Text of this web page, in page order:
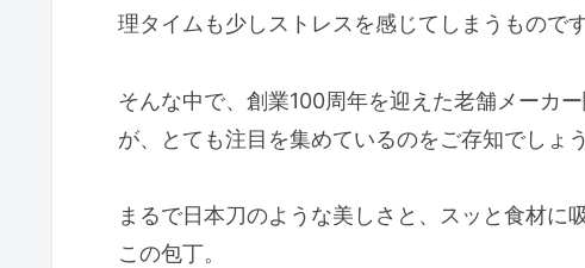
理タイムも少しストレスを感じてしまうものです
そんな中で、創業100周年を迎えた老舗メーカ
が、とても注目を集めているのをご存知でしょう
まるで日本刀のような美しさと、スッと食材に
この包丁。